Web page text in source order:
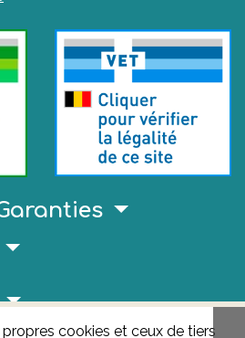
cookies et ceux de tiers